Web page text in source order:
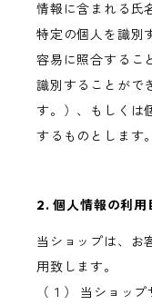
情報に含まれる氏
特定の個人を識別
容易に照合するこ
識別することがで
す。）、もしくは
するものとします。
2. 個人情報の利用
当ショップは、お
用致します。
（１） 当ショッ